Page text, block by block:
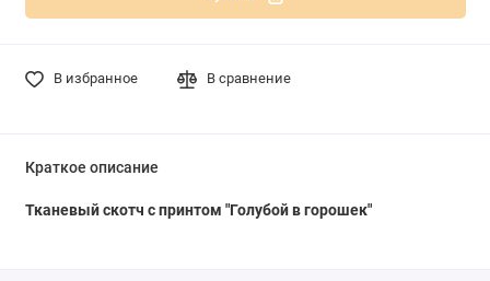
В избранное В сравнение
Краткое описание
Тканевый скотч с принтом "Голубой в горошек"